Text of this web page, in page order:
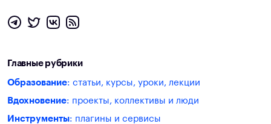
Главные рубрики
Образование: статьи, курсы, уроки, лекции
Вдохновение: проекты, коллективы и люди
Инструменты: плагины и сервисы